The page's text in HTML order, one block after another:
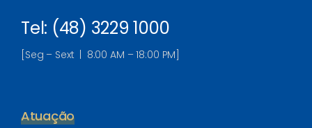
Tel: (48) 3229 1000
[Seg – Sext | 8:00 AM – 18:00 PM]
Atuação